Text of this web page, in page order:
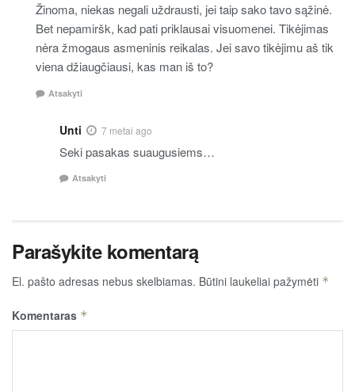
Žinoma, niekas negali uždrausti, jei taip sako tavo sąžinė.
Bet nepamiršk, kad pati priklausai visuomenei. Tikėjimas
nėra žmogaus asmeninis reikalas. Jei savo tikėjimu aš tik
viena džiaugčiausi, kas man iš to?
Atsakyti
Unti 7 metai ago
Seki pasakas suaugusiems…
Atsakyti
Parašykite komentarą
El. pašto adresas nebus skelbiamas. Būtini laukeliai pažymėti *
Komentaras *